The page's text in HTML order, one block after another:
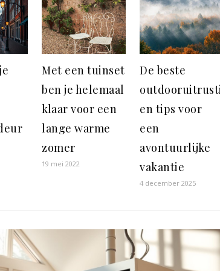
Met een tuinset
ben je helemaal
klaar voor een
lange warme
zomer
19 mei 2022
De beste
en tips voor
een
avontuurlijke
vakantie
4 december 2025